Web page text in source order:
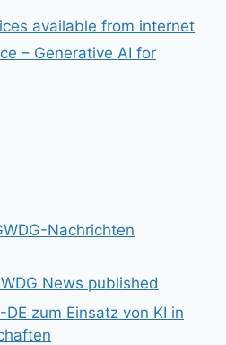
available from internet
– Generative AI for
Nachrichten
News published
DE zum Einsatz von KI in